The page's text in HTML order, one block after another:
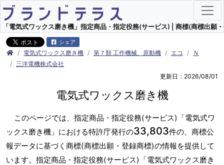
「電気式ワックス磨き機」指定商品・指定役務(サービス) | 商標(商標出願
シェア
電気式ワックス磨き機 第７類 工作機械、原動機 エコ
Ｎ
三洋電機株式会社
更新日：2026/08/01
電気式ワックス磨き機
このページでは、指定商品・指定役務(サービス)「電気式ワ
ックス磨き機」における特許庁発行の33,803件の、商標公
報データに基づく商標(商標出願・登録商標)の情報を提供して
います。指定商品・指定役務(サービス)「電気式ワックス磨き